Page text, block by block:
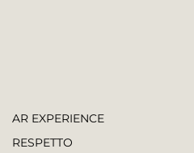
AR EXPERIENCE
RESPETTO